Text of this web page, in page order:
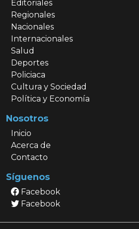
Editoriales
Regionales
Nacionales
Internacionales
Salud
Deportes
Policiaca
Cultura y Sociedad
Política y Economía
Nosotros
Inicio
Acerca de
Contacto
Síguenos
Facebook
Facebook